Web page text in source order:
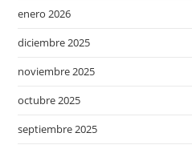
enero 2026
diciembre 2025
noviembre 2025
octubre 2025
septiembre 2025